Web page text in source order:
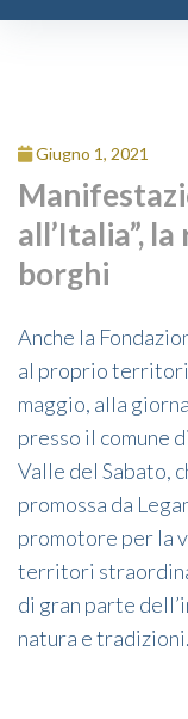
Complesso
Giugno 1, 2021
all’Italia”,
borghi
Anche la
al proprio
maggio, alla
presso il comune
Valle del Sabato,
promossa da
promotore per la
territori
di gran parte
natura e tradizioni.